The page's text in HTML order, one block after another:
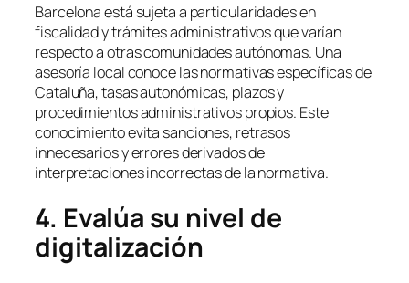
Barcelona está sujeta a particularidades en
fiscalidad y trámites administrativos que varían
respecto a otras comunidades autónomas. Una
asesoría local conoce las normativas específicas de
Cataluña, tasas autonómicas, plazos y
procedimientos administrativos propios. Este
conocimiento evita sanciones, retrasos
innecesarios y errores derivados de
interpretaciones incorrectas de la normativa.
4. Evalúa su nivel de
digitalización